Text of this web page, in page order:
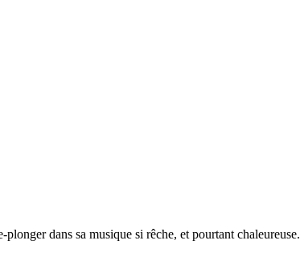
dans sa musique si rêche, et pourtant chaleureuse.